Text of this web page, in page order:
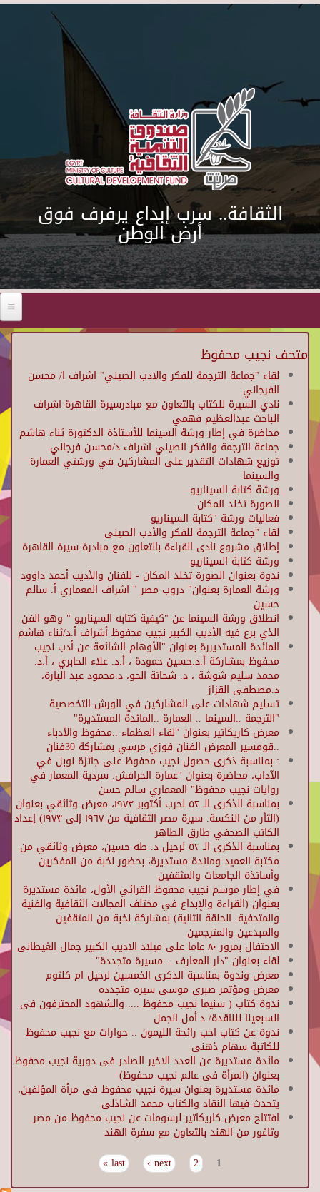
Skip to main content
الثقافة.. سرب إبداع يرفرف فوق
أرض الوطن
متحف نجيب محفوظ
لقاء "جماعة الترجمة للفكر والادب الصيني" اشراف ا/ محسن
الفرجاني
نادي السيرة للكتاب بالتعاون مع مبادرسيرة القاهرة اشراف
الباحث عبدالعظيم فهمي
محاضرة في إطار ورشة السينما للأستاذة الدكتورة ثناء هاشم
جماعة الترجمة والفكر الصيني اشراف د/محسن فرجاني
توزيع شهادات التقدير على المشاركين في ورشتي العمارة
والسينما
ورشة كتابة السيناريو
الصورة تخلد المكان
فعاليات ورشة "كتابة السيناريو
لقاء "جماعة الترجمة للفكر والأدب الصينى
إطلاق مشروع نادى القراءة بالتعاون مع مبادرة سيرة القاهرة
ورشة كتابة السيناريو
ندوة بعنوان الصورة تخلد المكان - للفنان والأديب أحمد داوود
ورشة العمارة بعنوان" دروب مصر " اشراف المعماري أ. سالم
حسين
انطلاق ورشة السينما عن "كيفية كتابه السيناريو " وهو الفن
الذي برع فيه الأديب الكبير نجيب محفوظ أشراف أ.د/ثناء هاشم
المائدة المستديررة بعنوان "الأوهام الشائعة عن أدب نجيب
محفوظ بمشاركة أ.د.حسين حمودة ، أ.د. علاء الحابري ، أ.د.
محمد سليم شوشة ، د. شحاتة الحو، د.محمود عبد البارة،
د.مصطفى القزاز
تسليم شهادات على المشاركين في الورش التخصصية
"الترجمة ..السينما .. العمارة ..المائدة المستديرة"
معرض كاريكاتير بعنوان "لقاء العظماء ..محفوظ والأدباء
..قومسير المعرض الفنان فوزي مرسي بمشاركة 30فنان
: بمناسبة ذكرى حصول نجيب محفوظ على جائزة نوبل في
الآداب، محاضرة بعنوان "عمارة الحرافش. سردية المعمار في
روايات نجيب محفوظ" المعماري سالم حسن
بمناسبة الذكرى الـ ٥٢ لحرب أكتوبر ١٩٧٣، معرض وثائقي بعنوان
(الثأر من النكسة. سيرة مصر الثقافية من ١٩٦٧ إلى ١٩٧٣) إعداد
الكاتب الصحفي طارق الطاهر
بمناسبة الذكرى الـ ٥٢ لرحيل د. طه حسين، معرض وثائقي من
مكتبة العميد ومائدة مستديرة، بحضور نخبة من المفكرين
وأساتذة الجامعات والمثقفين
في إطار موسم نجيب محفوظ القرائي الأول، مائدة مستديرة
بعنوان (القراءة والإبداع في مختلف المجالات الثقافية والفنية
والمتحفية. الحلقة الثانية) بمشاركة نخبة من المثقفين
والمبدعين والمترجمين
الاحتفال بمرور ٨٠ عاما على ميلاد الاديب الكبير جمال الغيطانى
لقاء بعنوان "دار المعارف .. مسيرة متجددة"
معرض وندوة بمناسبة الذكرى الخمسين لرحيل ام كلثوم
معرض ومؤتمر صبرى موسى سيره متجدده
ندوة كتاب ( سنيما نجيب محفوظ .... والشهود المحترفون فى
السبعينا للناقدة/ د.أمل الجمل
ندوة عن كتاب احب رائحة الليمون .. حوارات مع نجيب محفوظ
للكاتبة سهام ذهنى
مائدة مستديرة عن العدد الاخير الصادر فى دورية نجيب محفوظ
بعنوان (المرأة فى عالم نجيب محفوظ)
مائدة مستديرة بعنوان سيرة نجيب محفوظ فى مرأة المؤلفين،
يتحدث فيها النقاد والكتاب محمد الشاذلى
افتتاح معرض كاريكاتير لرسومات عن نجيب محفوظ من مصر
وتاغور من الهند بالتعاون مع سفرة الهند
1
2
next ›
last »